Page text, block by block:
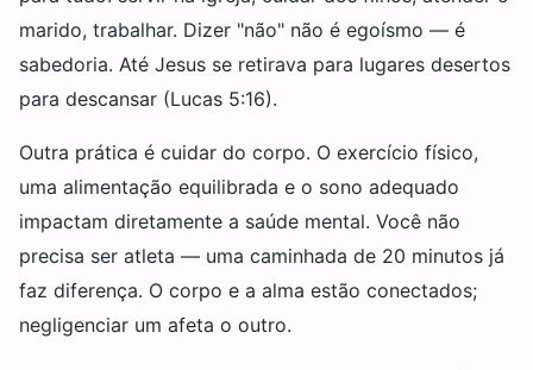
marido, trabalhar. Dizer "não" não é egoísmo — é
sabedoria. Até Jesus se retirava para lugares desertos
para descansar (Lucas 5:16).
Outra prática é cuidar do corpo. O exercício físico,
uma alimentação equilibrada e o sono adequado
impactam diretamente a saúde mental. Você não
precisa ser atleta — uma caminhada de 20 minutos já
faz diferença. O corpo e a alma estão conectados;
negligenciar um afeta o outro.